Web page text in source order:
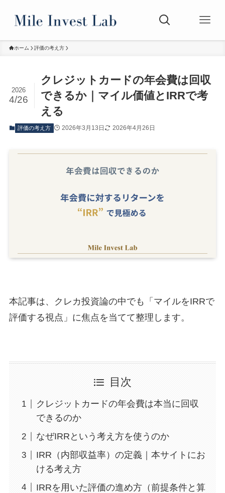
ホーム 評価の考え方
クレジットカードの年会費は回収
できるか｜マイル価値とIRRで考
える
2026
4/26
評価の考え方 2026年3月13日 2026年4月26日
本記事は、クレカ投資論の中でも「マイルをIRRで
評価する視点」に焦点を当てて整理します。
目次
クレジットカードの年会費は本当に回収
できるのか
なぜIRRという考え方を使うのか
IRR（内部収益率）の定義｜本サイトにお
ける考え方
IRRを用いた評価の進め方（前提条件と算